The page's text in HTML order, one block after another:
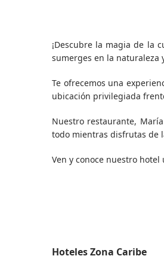
¡Descubre la magia de la
sumerges en la naturaleza
Te ofrecemos una
ubicación privilegiada
Nuestro restaurante,
todo mientras disfrutas de
Ven y conoce nuestro
Hoteles Zona Caribe